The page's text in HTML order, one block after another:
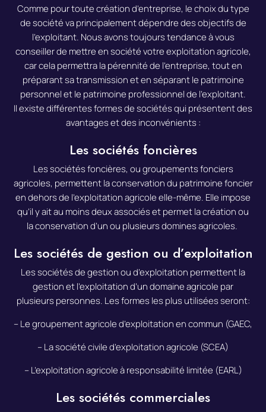
Comme pour toute création d’entreprise, le choix du type
de société va principalement dépendre des objectifs de
l’exploitant. Nous avons toujours tendance à vous
conseiller de mettre en société votre exploitation agricole,
car cela permettra la pérennité de l’entreprise, tout en
préparant sa transmission et en séparant le patrimoine
personnel et le patrimoine professionnel de l’exploitant.
Il existe différentes formes de sociétés qui présentent des
avantages et des inconvénients :
Les sociétés foncières
Les sociétés foncières, ou groupements fonciers
agricoles, permettent la conservation du patrimoine foncier
en dehors de l’exploitation agricole elle-même. Elle impose
qu’il y ait au moins deux associés et permet la création ou
la conservation d’un ou plusieurs domines agricoles.
Les sociétés de gestion ou d’exploitation
Les sociétés de gestion ou d’exploitation permettent la
gestion et l’exploitation d’un domaine agricole par
plusieurs personnes. Les formes les plus utilisées seront:
– Le groupement agricole d’exploitation en commun (GAEC,
– La société civile d’exploitation agricole (SCEA)
– L’exploitation agricole à responsabilité limitée (EARL)
Les sociétés commerciales